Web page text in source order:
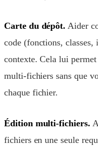
Carte du dépôt. Aider
code (fonctions, classes,
contexte. Cela lui permet
multi-fichiers sans que
chaque fichier.
Édition multi-fichiers.
fichiers en une seule